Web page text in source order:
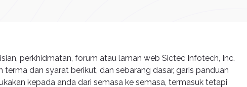
perkhidmatan, forum atau laman web Sictec Infotech, Inc.
terma dan syarat berikut, dan sebarang dasar, garis panduan
kepada anda dari semasa ke semasa, termasuk tetapi